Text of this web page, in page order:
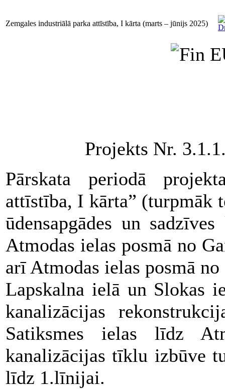
Zemgales industriālā parka attīstība, I kārta (marts – jūnijs 2025)
Projekts Nr.
Pārskata periodā
attīstība, I kārta” (turpmāk
ūdensapgādes un
Atmodas ielas posmā no
arī Atmodas ielas posmā
Lapskalna ielā un Slokas
kanalizācijas
Satiksmes ielas līdz
kanalizācijas tīklu izbūve
līdz 1.līnijai.